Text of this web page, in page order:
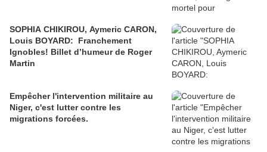
SOPHIA CHIKIROU, Aymeric CARON,
Louis BOYARD: Franchement
Ignobles! Billet d’humeur de Roger
Martin
Empêcher l'intervention militaire au
Niger, c'est lutter contre les
migrations forcées.